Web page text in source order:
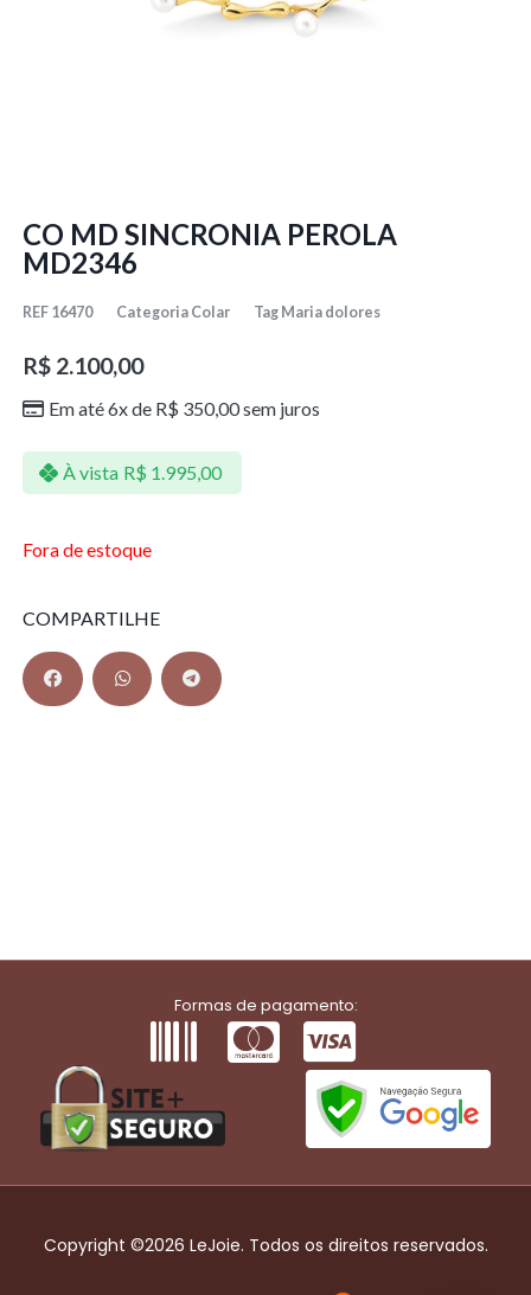
CO MD SINCRONIA PEROLA
MD2346
REF 16470 Categoria Colar Tag Maria dolores
R$2.100,00
Em até 6x de R$ 350,00sem juros
À vista R$ 1.995,00
Fora de estoque
COMPARTILHE
Formas de pagamento:
Copyright ©2026 LeJoie. Todos os direitos reservados.